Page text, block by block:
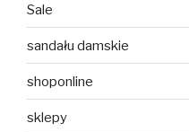
Sale
sandału damskie
shoponline
sklepy